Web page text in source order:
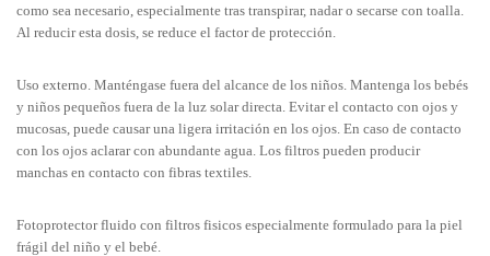
como sea necesario, especialmente tras transpirar, nadar o secarse con toalla.
Al reducir esta dosis, se reduce el factor de protección.
Uso externo. Manténgase fuera del alcance de los niños. Mantenga los bebés
y niños pequeños fuera de la luz solar directa. Evitar el contacto con ojos y
mucosas, puede causar una ligera irritación en los ojos. En caso de contacto
con los ojos aclarar con abundante agua. Los filtros pueden producir
manchas en contacto con fibras textiles.
Fotoprotector fluido con filtros fisicos especialmente formulado para la piel
frágil del niño y el bebé.